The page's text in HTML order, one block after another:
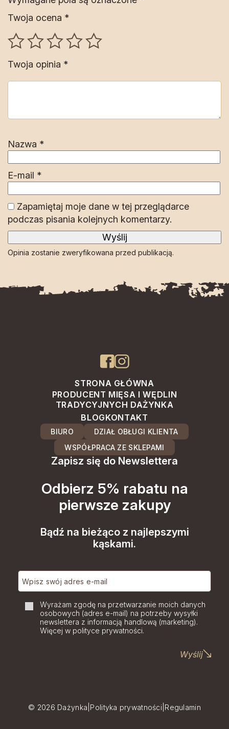
Twoja ocena *
Twoja opinia *
Nazwa *
E-mail *
Zapamiętaj moje dane w tej przeglądarce
podczas pisania kolejnych komentarzy.
Opinia zostanie zweryfikowana przed publikacją.
STRONA GŁÓWNA
PRODUCENT MIĘSA I WĘDLIN
TRADYCYJNYCH DAŻYNKA
BLOGKONTAKT
BIURO
DZIAŁ OBŁUGI KLIENTA
WSPÓŁPRACA ZE SKLEPAMI
Zapisz się do Newslettera
Odbierz 5% rabatu na
pierwsze zakupy
Bądź na bieżąco z najlepszymi
kąskami.
Wyrażam zgodę na przetwarzanie moich danych
osobowych (adres e-mail) na potrzeby wysyłki
newslettera z informacją handlową (marketing).
Więcej w polityce prywatności.
Wyślij
© 2026 Dażynka Polityka prywatności Regulamin